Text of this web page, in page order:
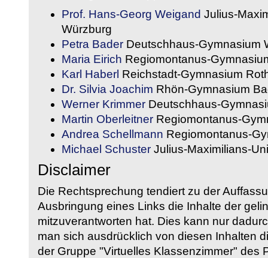
Prof. Hans-Georg Weigand Julius-
Würzburg
Petra Bader Deutschhaus-Gymnasium
Maria Eirich Regiomontanus-
Karl Haberl Reichstadt-Gymnasium
Dr. Silvia Joachim Rhön-Gymnasium
Werner Krimmer Deutschhaus-
Martin Oberleitner Regiomontanus-
Andrea Schellmann Regiomontanus-
Michael Schuster Julius-Maximilians-
Disclaimer
Die Rechtsprechung tendiert zu der
Ausbringung eines Links die Inhalte der
mitzuverantworten hat. Dies kann nur
man sich ausdrücklich von diesen Inhalten
der Gruppe "Virtuelles Klassenzimmer" des